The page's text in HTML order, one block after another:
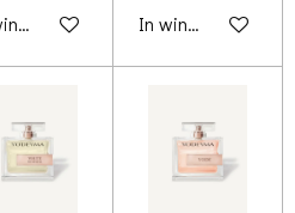
In winkelwagen